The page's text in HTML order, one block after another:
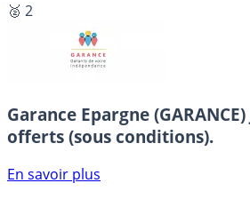
🥈 2
Garance Epargne (GARANCE)
offerts (sous conditions).
En savoir plus